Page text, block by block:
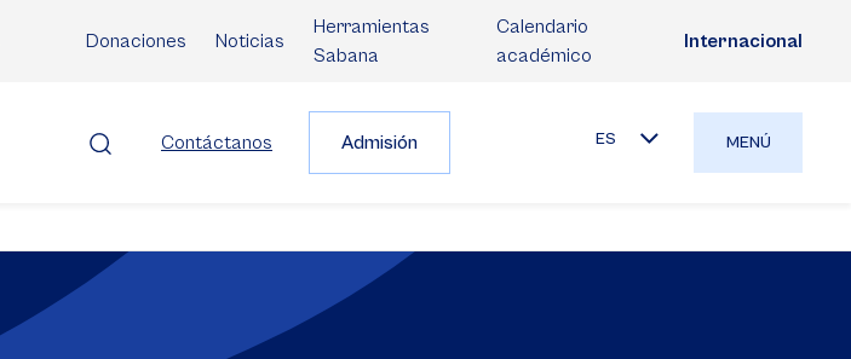
Donaciones Noticias
Herramientas
Sabana
Calendario
académico
Internacional
Contáctanos Admisión ES MENÚ